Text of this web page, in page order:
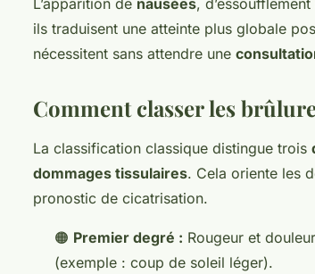
L’apparition de nausées,
ils traduisent une atteinte plus globale
nécessitent sans attendre une
Comment classer les
La classification classique distingue trois
dommages tissulaires. Cela oriente les
pronostic de cicatrisation.
🟠 Premier degré : Rougeur et
(exemple : coup de soleil léger).